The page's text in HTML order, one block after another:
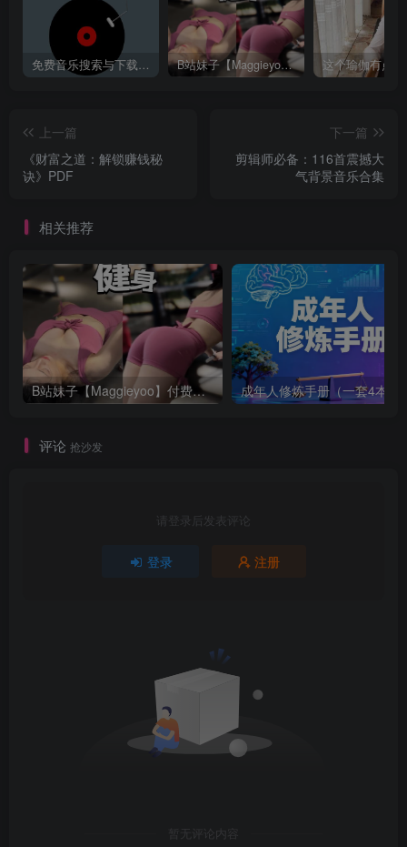
免费音乐搜索与下载平台——歌曲海，轻松找到你喜欢的歌！ B站妹子【Maggieyoo】付费充电视频合集
上一篇
《财富之道：解锁赚钱秘
诀》PDF
下一篇
剪辑师必备：116首震撼大
气背景音乐合集
相关推荐
B站妹子【Maggieyoo】付费充电视频合集
评论 抢沙发
请登录后发表评论
登录 注册
暂无评论内容